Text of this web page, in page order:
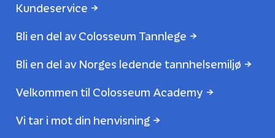
Kundeservice
Bli en del av Colosseum Tannlege
Bli en del av Norges ledende tannhelsemiljø
Velkommen til Colosseum Academy
Vi tar i mot din henvisning